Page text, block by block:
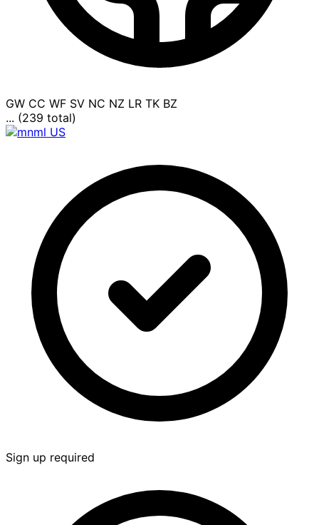
GW CC WF SV NC NZ LR TK BZ
... (239 total)
Sign up required